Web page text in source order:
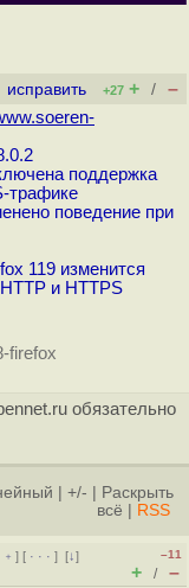
исправить +27 + / –
поддержка
трафике
поведение при
119 изменится
и HTTPS
firefox
обязательно
+/-
Раскрыть
всё
RSS
] [ · · ·][↓]
–11
+ / –